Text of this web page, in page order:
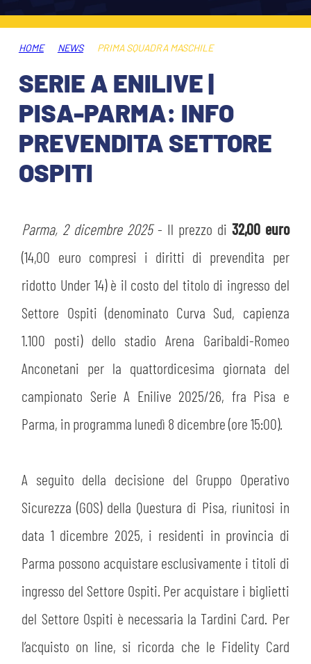
INFO BIGLIETTI
MUSEUM CLUB EXPERIENCE
TARDINI CARD
INFORMAZIONI ACCREDITI
TICKET GIFT CARD
SHOP
HOSPITALITY
HOSPITALITY
MUSEUM CLUB EXPERIENCE
ESPORTS
IL CLUB
STORIA
MUTTI TRAINING CENTER
MUSEO
SLO
INFORMATIVA FINANZIARIA
STADIO TARDINI
PLAY GREEN
CSR
ACADEMY
PARTNER
HOME NEWS PRIMA SQUADRA MASCHILE
SERIE A ENILIVE |
PISA-PARMA: INFO
PREVENDITA SETTORE
OSPITI
Parma, 2 dicembre 2025- Il prezzo di 32,00 euro
(14,00 euro compresi i diritti di prevendita per
ridotto Under 14) è il costo del titolo di ingresso del
Settore Ospiti (denominato Curva Sud, capienza
1.100 posti) dello stadio Arena Garibaldi-Romeo
Anconetani per la quattordicesima giornata del
campionato Serie A Enilive 2025/26, fra Pisa e
Parma, in programma lunedì 8 dicembre (ore 15:00).
A seguito della decisione del Gruppo Operativo
Sicurezza (GOS) della Questura di Pisa, riunitosi in
data 1 dicembre 2025, i residenti in provincia di
Parma possono acquistare esclusivamente i titoli di
ingresso del Settore Ospiti. Per acquistare i biglietti
del Settore Ospiti è necessaria la Tardini Card. Per
l’acquisto on line, si ricorda che le Fidelity Card